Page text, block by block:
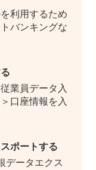
利用するため
バンキングな
業員データ入
口座情報を入
ポートする
データエクス